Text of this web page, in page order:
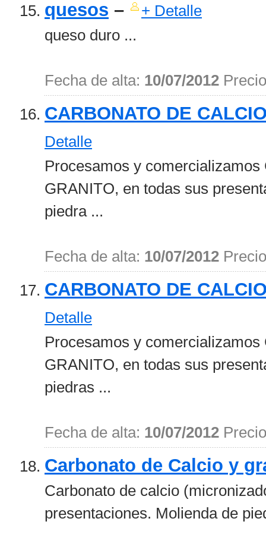
quesos – + Detalle
queso duro ...
Fecha de alta: 10/07/2012
CARBONATO DE
Detalle
Procesamos y
GRANITO, en todas sus
piedra ...
Fecha de alta: 10/07/2012
CARBONATO DE
Detalle
Procesamos y
GRANITO, en todas sus
piedras ...
Fecha de alta: 10/07/2012
Carbonato de Calcio y
Carbonato de calcio
presentaciones. Molienda de